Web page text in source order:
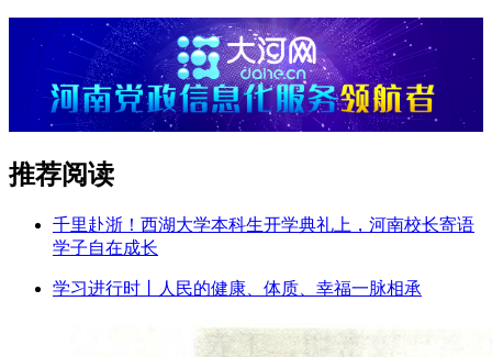
推荐阅读
千里赴浙！西湖大学本科生开学典礼上，河南校长寄语
学子自在成长
学习进行时丨人民的健康、体质、幸福一脉相承